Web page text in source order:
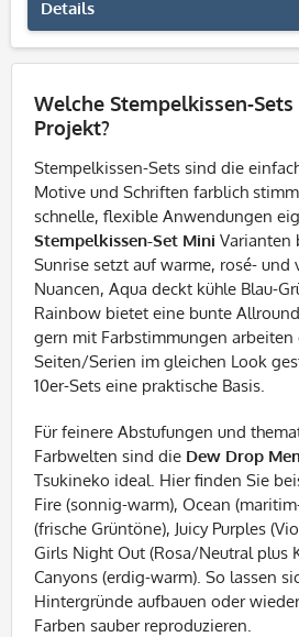
Details
Welche Stempelkissen-
Projekt?
Stempelkissen-Sets sind die
Motive und Schriften farblich
schnelle, flexible Anwendungen
Stempelkissen-Set Mini Varianten
Sunrise setzt auf warme, rosé-
Nuancen, Aqua deckt kühle Blau-
Rainbow bietet eine bunte
gern mit Farbstimmungen arbeiten
Seiten/Serien im gleichen Look
10er-Sets eine praktische Basis.
Für feinere Abstufungen und
Farbwelten sind die Dew Drop
Tsukineko ideal. Hier finden Sie
Fire (sonnig-warm), Ocean
(frische Grüntöne), Juicy Purples
Girls Night Out (Rosa/Neutral plus
Canyons (erdig-warm). So lassen
Hintergründe aufbauen oder
Farben sauber reproduzieren.